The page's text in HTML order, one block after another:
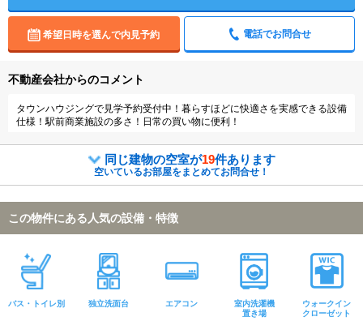
希望日時を選んで内見予約 電話でお問合せ
不動産会社からのコメント
タウンハウジングで見学予約受付中！暮らすほどに快適さを実感できる設備
仕様！駅前商業施設の多さ！日常の買い物に便利！
同じ建物の空室が19件あります
空いているお部屋をまとめてお問合せ！
この物件にある人気の設備・特徴
バス・トイレ別 独立洗面台 エアコン
室内洗濯機
置き場
ウォークイン
クローゼット